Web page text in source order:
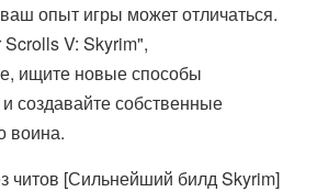
опыт игры может отличаться.
V: Skyrim",
ищите новые способы
создавайте собственные
воина.
читов [Сильнейший билд Skyrim]